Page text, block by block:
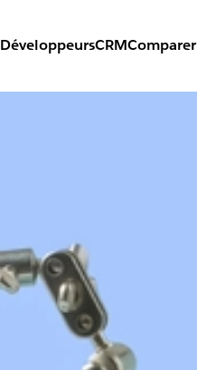
DéveloppeursCRMComparer